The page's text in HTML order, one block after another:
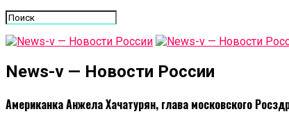
News-v — Новости России
Американка Анжела Хачатурян, глава московского